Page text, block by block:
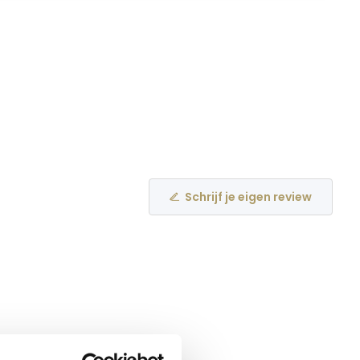
Schrijf je eigen review